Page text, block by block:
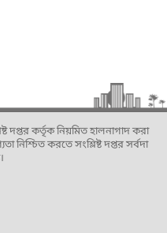
দপ্তর কর্তৃক নিয়মিত হালনাগাদ করা
নিশ্চিত করতে সংশ্লিষ্ট দপ্তর সর্বদা